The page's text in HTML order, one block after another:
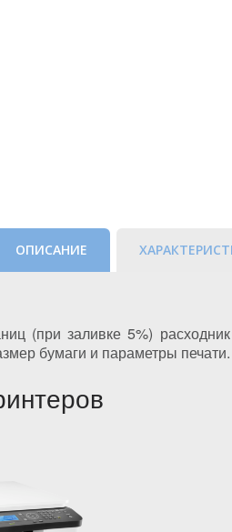
ОПИСАНИЕ
(при заливке 5%) расходник
бумаги и параметры печати.